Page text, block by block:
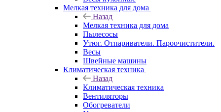
Мелкая техника для дома
Назад
Мелкая техника для дома
Пылесосы
Утюг. Отпариватели. Пароочистители.
Весы
Швейные машины
Климатическая техника
Назад
Климатическая техника
Вентиляторы
Обогреватели